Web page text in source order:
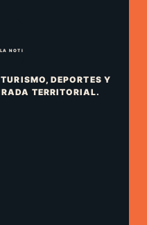
DEPORTES Y
TERRITORIAL.